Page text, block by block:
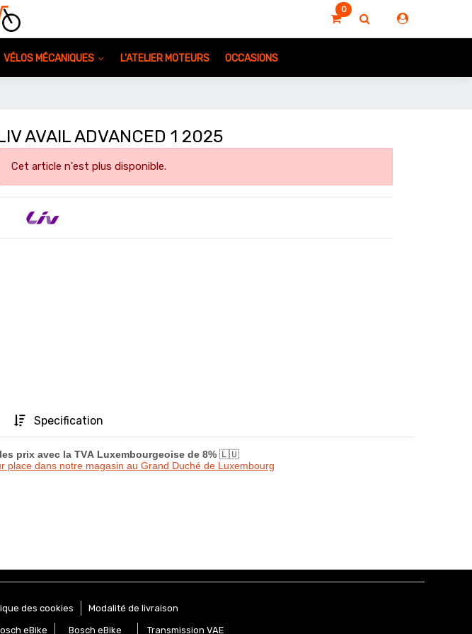
0
VÉLOS MÉCANIQUES L'ATELIER MOTEURS OCCASIONS
AVAIL ADVANCED 1 2025
Cet article n'est plus disponible.
Specification
prix avec la TVA Luxembourgeoise de 8% 🇱🇺
dans notre magasin au Grand Duché de Luxembourg
des cookies Modalité de livraison
eBike Bosch eBike Transmission VAE